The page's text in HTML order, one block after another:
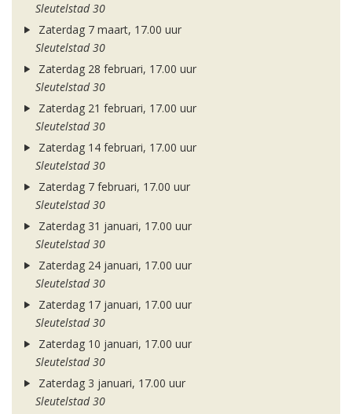
Sleutelstad 30
Zaterdag 7 maart, 17.00 uur
Sleutelstad 30
Zaterdag 28 februari, 17.00 uur
Sleutelstad 30
Zaterdag 21 februari, 17.00 uur
Sleutelstad 30
Zaterdag 14 februari, 17.00 uur
Sleutelstad 30
Zaterdag 7 februari, 17.00 uur
Sleutelstad 30
Zaterdag 31 januari, 17.00 uur
Sleutelstad 30
Zaterdag 24 januari, 17.00 uur
Sleutelstad 30
Zaterdag 17 januari, 17.00 uur
Sleutelstad 30
Zaterdag 10 januari, 17.00 uur
Sleutelstad 30
Zaterdag 3 januari, 17.00 uur
Sleutelstad 30